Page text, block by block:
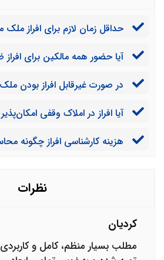
حداقل زمان لازم برای افراز ملک مشاعی چقدر است؟
آیا حضور همه مالکین برای افراز ضروری است؟
آیا افراز در املاک وقفی امکان‌پذیر است؟
نظرات
کردیان
مطلب بسیار منظم، کامل و کاربردی